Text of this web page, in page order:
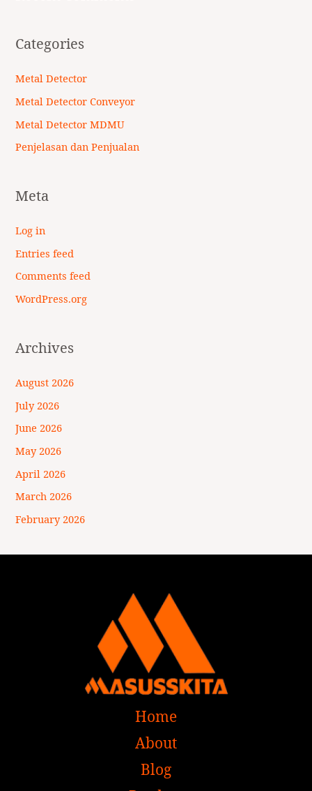
Categories
Metal Detector
Metal Detector Conveyor
Metal Detector MDMU
Penjelasan dan Penjualan
Meta
Log in
Entries feed
Comments feed
WordPress.org
Archives
August 2026
July 2026
June 2026
May 2026
April 2026
March 2026
February 2026
Home
About
Blog